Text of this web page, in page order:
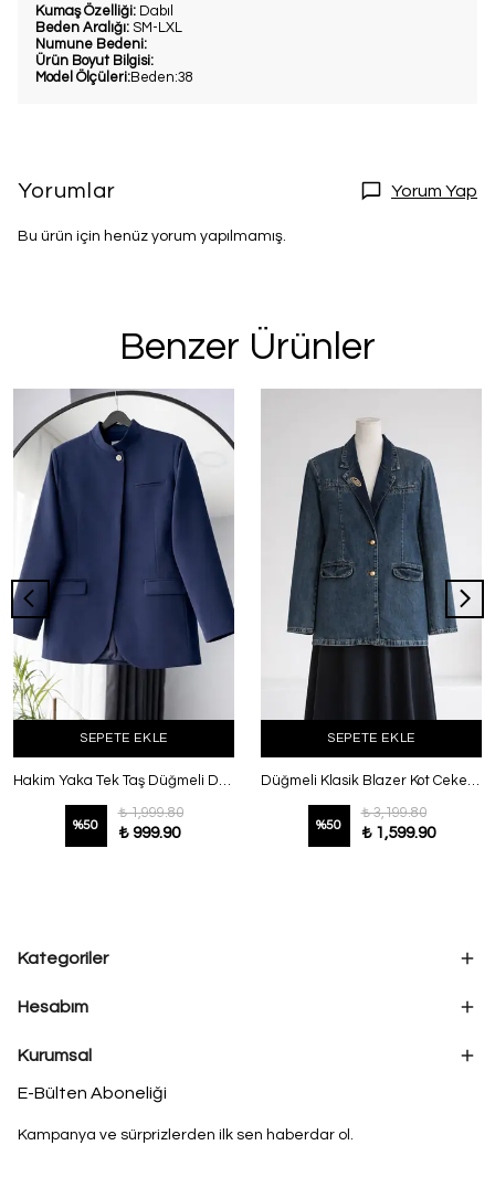
Kumaş Özelliği: Dabıl
Beden Aralığı: SM-LXL
Numune Bedeni:
Ürün Boyut Bilgisi:
Model Ölçüleri:Beden:38
Yorumlar Yorum Yap
Bu ürün için henüz yorum yapılmamış.
Benzer Ürünler
SEPETE EKLE
Hakim Yaka Tek Taş Düğmeli Dabıl Ceket Lacivert
%50
₺ 1,999.80
₺ 999.90
SEPETE EKLE
Düğmeli Klasik Blazer Kot Ceket Koyu Mavi
%50
₺ 3,199.80
₺ 1,599.90
Kategoriler
Hesabım
Kurumsal
E-Bülten Aboneliği
Kampanya ve sürprizlerden ilk sen haberdar ol.